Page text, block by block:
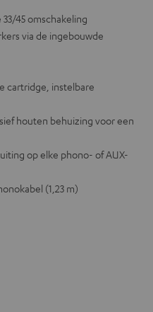
45 omschakeling
via de ingebouwde
cartridge, instelbare
houten behuizing voor een
op elke phono- of AUX-
(1,23 m)